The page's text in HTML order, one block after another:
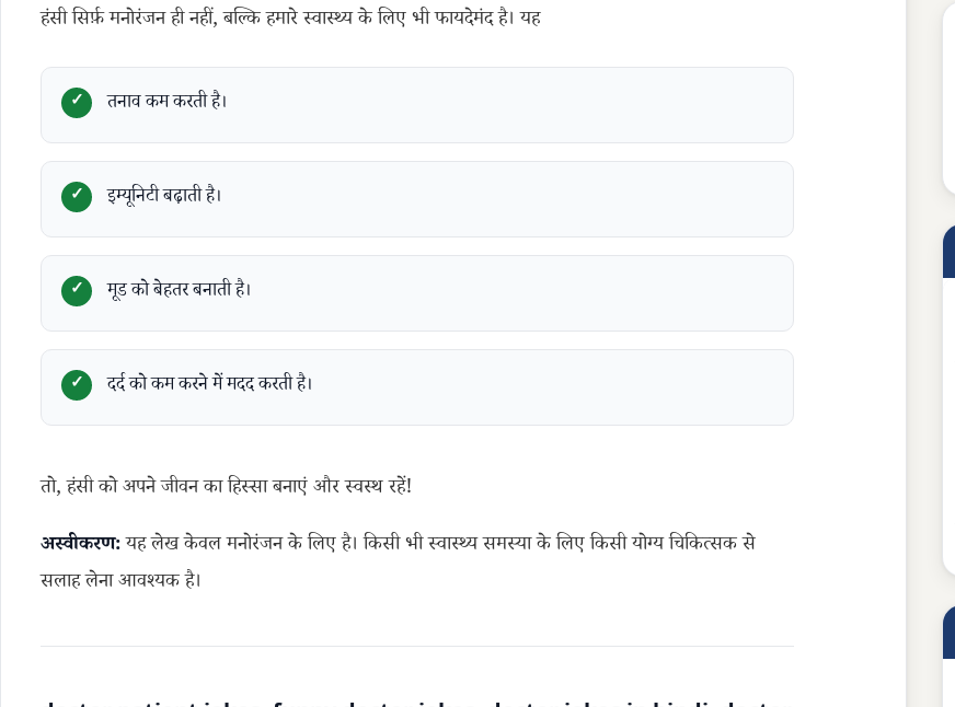
हंसी सिर्फ़ मनोरंजन ही नहीं, बल्कि हमारे स्वास्थ्य के लिए भी फायदेमंद है। यह
तनाव कम करती है।
इम्यूनिटी बढ़ाती है।
मूड को बेहतर बनाती है।
दर्द को कम करने में मदद करती है।
तो, हंसी को अपने जीवन का हिस्सा बनाएं और स्वस्थ रहें!
अस्वीकरण:यह लेख केवल मनोरंजन के लिए है। किसी भी स्वास्थ्य समस्या के लिए किसी योग्य चिकित्सक से
सलाह लेना आवश्यक है।